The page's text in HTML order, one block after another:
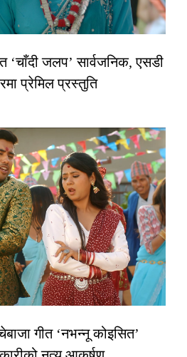
‘चाँदी जलप’ सार्वजनिक, एसडी
प्रेमिल प्रस्तुति
गीत ‘नभन्नू कोइसित’